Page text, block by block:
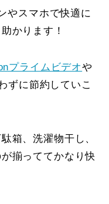
やスマホで快適に
かります！
プライムビデオや
ずに節約していこ
箱、洗濯物干し、
揃っててかなり快